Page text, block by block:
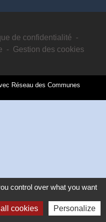
de confidentialité -
- Gestion des cookies
Réseau des Communes
control over what you want
cookies Personalize